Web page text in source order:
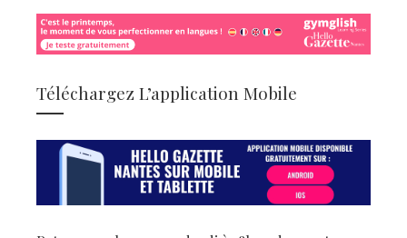
Téléchargez L’application Mobile